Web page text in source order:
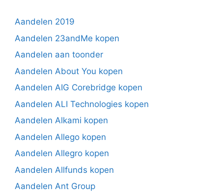
Aandelen 2019
Aandelen 23andMe kopen
Aandelen aan toonder
Aandelen About You kopen
Aandelen AIG Corebridge kopen
Aandelen ALI Technologies kopen
Aandelen Alkami kopen
Aandelen Allego kopen
Aandelen Allegro kopen
Aandelen Allfunds kopen
Aandelen Ant Group